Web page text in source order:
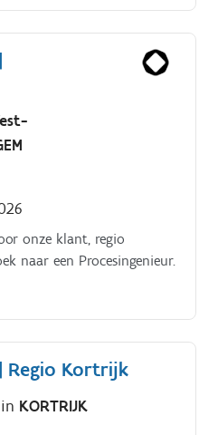
onze klant, regio
naar een Procesingenieur.
Regio Kortrijk
in KORTRIJK